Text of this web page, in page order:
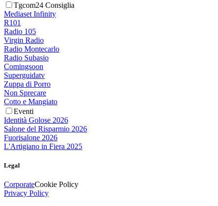
Tgcom24 Consiglia
Mediaset Infinity
R101
Radio 105
Virgin Radio
Radio Montecarlo
Radio Subasio
Comingsoon
Superguidatv
Zuppa di Porro
Non Sprecare
Cotto e Mangiato
Eventi
Identità Golose 2026
Salone del Risparmio 2026
Fuorisalone 2026
L'Artigiano in Fiera 2025
Legal
CorporateCookie Policy
Privacy Policy